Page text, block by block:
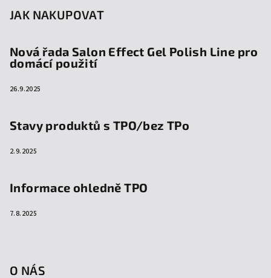
JAK NAKUPOVAT
Nová řada Salon Effect Gel Polish Line pro
domácí použití
26.9.2025
Stavy produktů s TPO/bez TPo
2.9.2025
Informace ohledně TPO
7.8.2025
O NÁS